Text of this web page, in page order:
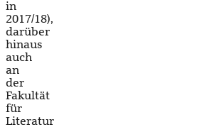
in
2017/18),
darüber
hinaus
auch
an
der
Fakultät
für
Literatur